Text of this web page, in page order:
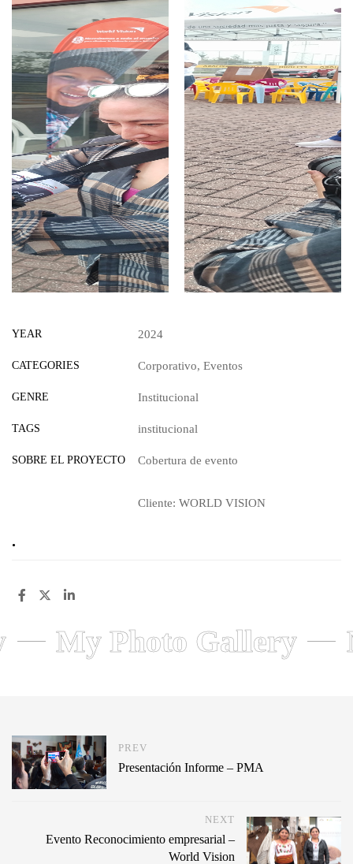
YEAR 2024
CATEGORIES Corporativo, Eventos
GENRE Institucional
TAGS institucional
SOBRE EL PROYECTO Cobertura de evento
Cliente: WORLD VISION
.
My Photo Gallery
PREV
Presentación Informe – PMA
NEXT
Evento Reconocimiento empresarial –
World Vision